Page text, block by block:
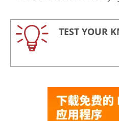
TEST YOUR